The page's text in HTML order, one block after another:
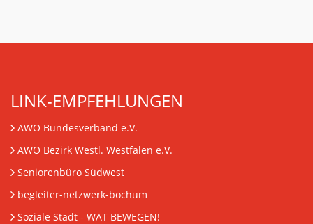
LINK-EMPFEHLUNGEN
AWO Bundesverband e.V.
AWO Bezirk Westl. Westfalen e.V.
Seniorenbüro Südwest
begleiter-netzwerk-bochum
Soziale Stadt - WAT BEWEGEN!